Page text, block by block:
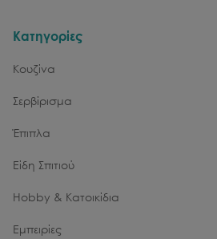
Κατηγορίες
Κουζίνα
Σερβίρισμα
Έπιπλα
Είδη Σπιτιού
Hobby & Κατοικίδια
Εμπειρίες